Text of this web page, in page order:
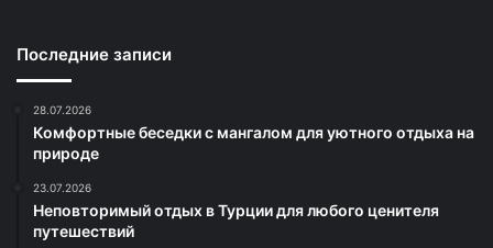
Последние записи
28.07.2026
Комфортные беседки с мангалом для уютного отдыха на
природе
23.07.2026
Неповторимый отдых в Турции для любого ценителя
путешествий